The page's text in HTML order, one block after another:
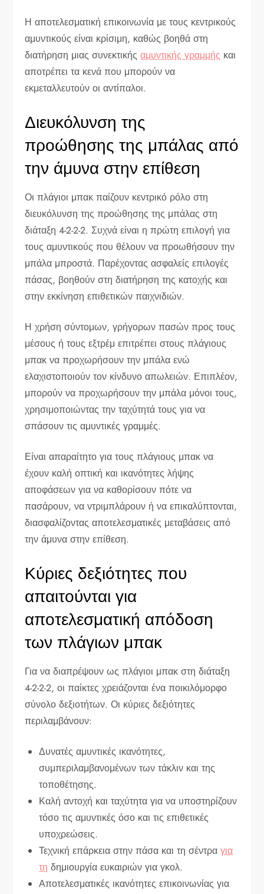
Η αποτελεσματική επικοινωνία με τους κεντρικούς
αμυντικούς είναι κρίσιμη, καθώς βοηθά στη
διατήρηση μιας συνεκτικήςαμυντικής γραμμής και
αποτρέπει τα κενά που μπορούν να
εκμεταλλευτούν οι αντίπαλοι.
Διευκόλυνση της
προώθησης της μπάλας από
την άμυνα στην επίθεση
Οι πλάγιοι μπακ παίζουν κεντρικό ρόλο στη
διευκόλυνση της προώθησης της μπάλας στη
διάταξη 4-2-2-2. Συχνά είναι η πρώτη επιλογή για
τους αμυντικούς που θέλουν να προωθήσουν την
μπάλα μπροστά. Παρέχοντας ασφαλείς επιλογές
πάσας, βοηθούν στη διατήρηση της κατοχής και
στην εκκίνηση επιθετικών παιχνιδιών.
Η χρήση σύντομων, γρήγορων πασών προς τους
μέσους ή τους εξτρέμ επιτρέπει στους πλάγιους
μπακ να προχωρήσουν την μπάλα ενώ
ελαχιστοποιούν τον κίνδυνο απωλειών. Επιπλέον,
μπορούν να προχωρήσουν την μπάλα μόνοι τους,
χρησιμοποιώντας την ταχύτητά τους για να
σπάσουν τις αμυντικές γραμμές.
Είναι απαραίτητο για τους πλάγιους μπακ να
έχουν καλή οπτική και ικανότητες λήψης
αποφάσεων για να καθορίσουν πότε να
πασάρουν, να ντριμπλάρουν ή να επικαλύπτονται,
διασφαλίζοντας αποτελεσματικές μεταβάσεις από
την άμυνα στην επίθεση.
Κύριες δεξιότητες που
απαιτούνται για
αποτελεσματική απόδοση
των πλάγιων μπακ
Για να διαπρέψουν ως πλάγιοι μπακ στη διάταξη
4-2-2-2, οι παίκτες χρειάζονται ένα ποικιλόμορφο
σύνολο δεξιοτήτων. Οι κύριες δεξιότητες
περιλαμβάνουν:
Δυνατές αμυντικές ικανότητες,
συμπεριλαμβανομένων των τάκλιν και της
τοποθέτησης.
Καλή αντοχή και ταχύτητα για να υποστηρίζουν
τόσο τις αμυντικές όσο και τις επιθετικές
υποχρεώσεις.
Τεχνική επάρκεια στην πάσα και τη σέντραγια
τη δημιουργία ευκαιριών για γκολ.
Αποτελεσματικές ικανότητες επικοινωνίας για